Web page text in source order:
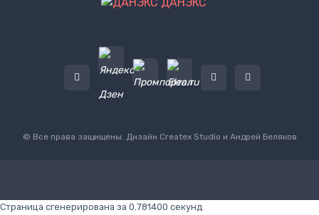
© Все права защищены. Дизайн Createx Studio и Андрей Беляков
Страница сгенерирована за 0.781400 секунд